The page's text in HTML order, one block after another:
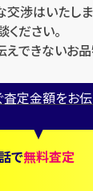
渉はいたし
ください。
できないお品
査定金額をお
で無料査定